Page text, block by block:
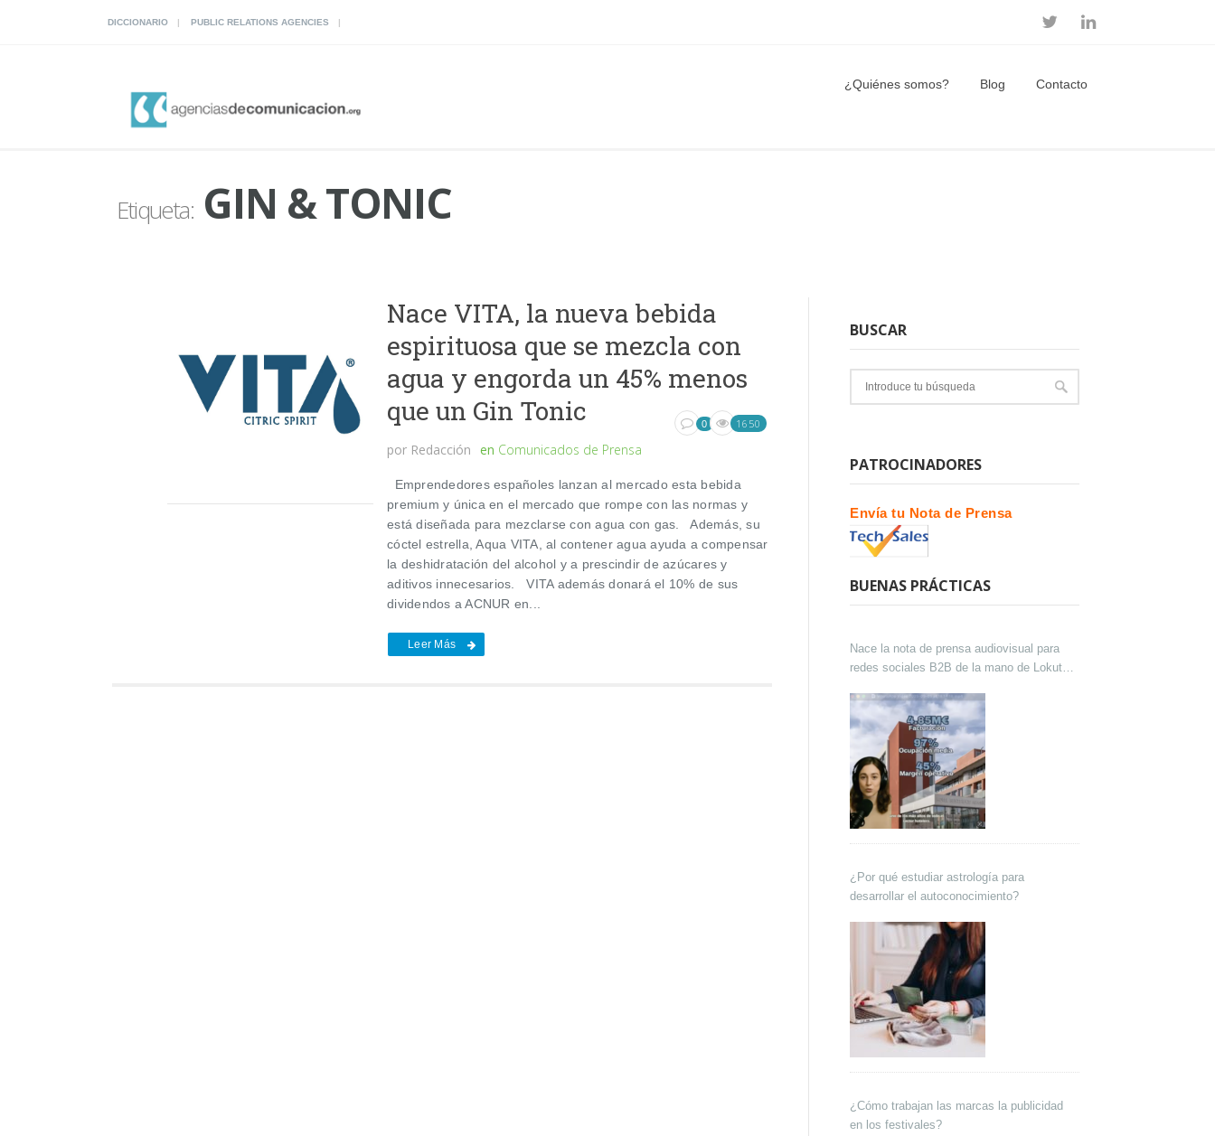
DICCIONARIO PUBLIC RELATIONS AGENCIES
¿Quiénes somos? Blog Contacto
Etiqueta:GIN & TONIC
Nace VITA, la nueva bebida
espirituosa que se mezcla con
agua y engorda un 45% menos
que un Gin Tonic
por Redacción en Comunicados de Prensa
0 1650
Emprendedores españoles lanzan al mercado esta bebida
premium y única en el mercado que rompe con las normas y
está diseñada para mezclarse con agua con gas. Además, su
cóctel estrella, Aqua VITA, al contener agua ayuda a compensar
la deshidratación del alcohol y a prescindir de azúcares y
aditivos innecesarios. VITA además donará el 10% de sus
dividendos a ACNUR en...
Leer Más
BUSCAR
PATROCINADORES
Envía tu Nota de Prensa
BUENAS PRÁCTICAS
Nace la nota de prensa audiovisual para
redes sociales B2B de la mano de Lokutor
¿Por qué estudiar astrología para
desarrollar el autoconocimiento?
¿Cómo trabajan las marcas la publicidad
en los festivales?